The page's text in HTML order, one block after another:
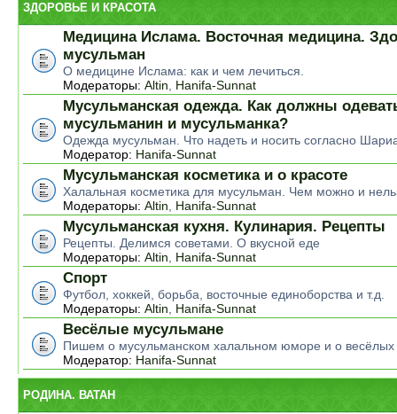
ЗДОРОВЬЕ И КРАСОТА
Медицина Ислама. Восточная медицина.
мусульман
О медицине Ислама: как и чем лечиться.
Модераторы: Altin Hanifa-Sunnat
Мусульманская одежда. Как должны
мусульманин и мусульманка?
Одежда мусульман. Что надеть и носить согласно
Модератор: Hanifa-Sunnat
Мусульманская косметика и о красоте
Халальная косметика для мусульман. Чем можно и
Модераторы: Altin Hanifa-Sunnat
Мусульманская кухня. Кулинария. Рецепты
Рецепты. Делимся советами. О вкусной еде
Модераторы: Altin Hanifa-Sunnat
Спорт
Футбол, хоккей, борьба, восточные единоборства и т.д.
Модераторы: Altin Hanifa-Sunnat
Весёлые мусульмане
Пишем о мусульманском халальном юморе и о весёлых
Модератор: Hanifa-Sunnat
РОДИНА. ВАТАН